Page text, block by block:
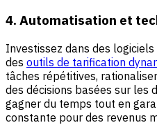
4. Automatisation et
Investissez dans des
des outils de tarification
tâches répétitives,
des décisions basées sur les
gagner du temps tout en
constante pour des revenus